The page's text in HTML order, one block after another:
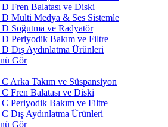
Fren Balatası ve Diski
D Multi Medya & Ses Sistemle
D Soğutma ve Radyatör
D Periyodik Bakım ve Filtre
Dış Aydınlatma Ürünleri
Gör
Arka Takım ve Süspansiyon
Fren Balatası ve Diski
C Periyodik Bakım ve Filtre
Dış Aydınlatma Ürünleri
Gör